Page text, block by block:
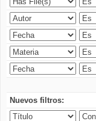
Nuevos filtros: